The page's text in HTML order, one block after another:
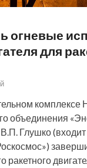
огневые
для
комплексе
объединения
Глушко (входит
ракетного